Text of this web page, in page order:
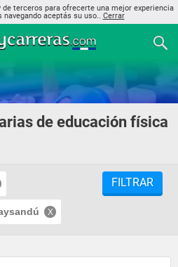
terceros para ofrecerte una mejor experiencia
aceptás su uso.. Cerrar
de educación física
FILTRAR